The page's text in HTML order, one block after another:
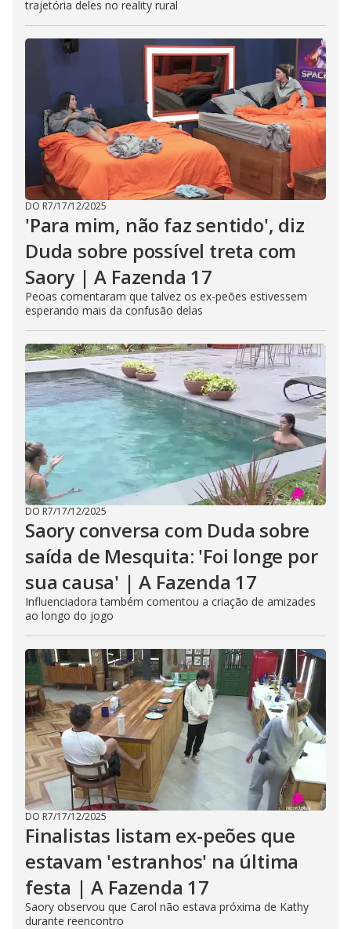
trajetória deles no reality rural
DO R7/17/12/2025
'Para mim, não faz sentido', diz
Duda sobre possível treta com
Saory | A Fazenda 17
Peoas comentaram que talvez os ex-peões estivessem
esperando mais da confusão delas
DO R7/17/12/2025
Saory conversa com Duda sobre
saída de Mesquita: 'Foi longe por
sua causa' | A Fazenda 17
Influenciadora também comentou a criação de amizades
ao longo do jogo
DO R7/17/12/2025
Finalistas listam ex-peões que
estavam 'estranhos' na última
festa | A Fazenda 17
Saory observou que Carol não estava próxima de Kathy
durante reencontro